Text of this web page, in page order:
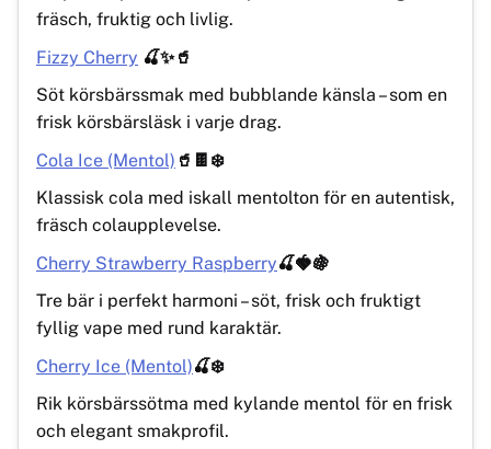
fräsch, fruktig och livlig.
Fizzy Cherry 🍒✨🥤
Söt körsbärssmak med bubblande känsla – som en
frisk körsbärsläsk i varje drag.
Cola Ice (Mentol) 🥤🍫❄️
Klassisk cola med iskall mentolton för en autentisk,
fräsch colaupplevelse.
Cherry Strawberry Raspberry🍒🍓🍇
Tre bär i perfekt harmoni – söt, frisk och fruktigt
fyllig vape med rund karaktär.
Cherry Ice (Mentol)🍒❄️
Rik körsbärssötma med kylande mentol för en frisk
och elegant smakprofil.